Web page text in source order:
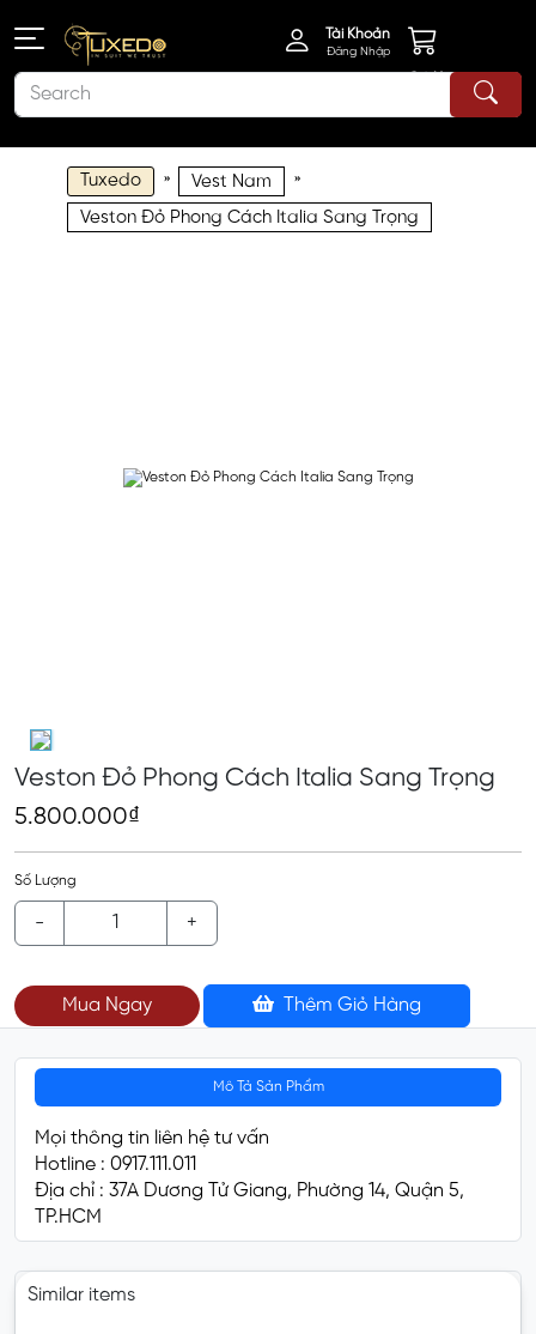
Tài Khoản
Đăng Nhập
Giỏ Hàng
Tuxedo » Vest Nam »
Veston Đỏ Phong Cách Italia Sang Trọng
Veston Đỏ Phong Cách Italia Sang Trọng
5.800.000₫
Số Lượng
- +
Mua Ngay Thêm Giỏ Hàng
Mô Tả Sản Phẩm
Mọi thông tin liên hệ tư vấn
Hotline : 0917.111.011
Địa chỉ : 37A Dương Tử Giang, Phường 14, Quận 5,
TP.HCM
Similar items